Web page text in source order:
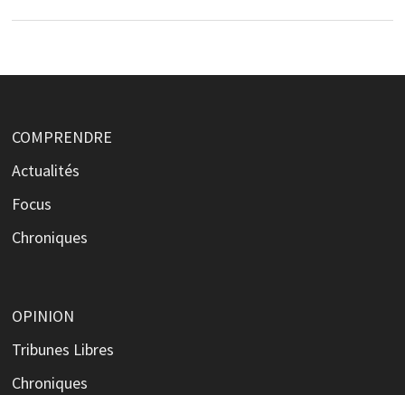
COMPRENDRE
Actualités
Focus
Chroniques
OPINION
Tribunes Libres
Chroniques